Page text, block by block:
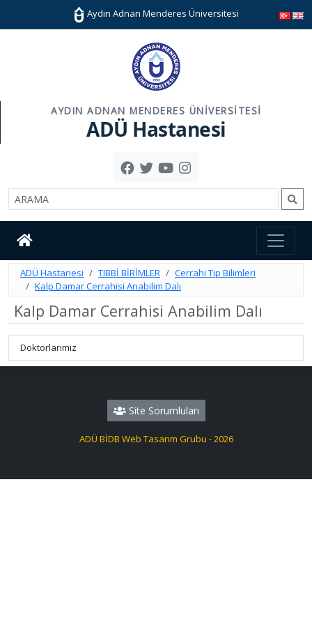
Aydın Adnan Menderes Üniversitesi
AYDIN ADNAN MENDERES ÜNIVERSITESI
ADÜ Hastanesi
ADÜ Hastanesi TIBBİ BİRİMLER
Cerrahi Tıp Bilimleri
Kalp Damar Cerrahisi Anabilim Dalı
Kalp Damar Cerrahisi Anabilim Dalı
Doktorlarımız
Site Sorumluları
ADÜ BİDB Web Tasarım Grubu - 2026